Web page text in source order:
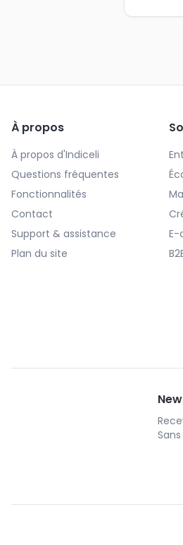
À propos
À propos d'Indiceli
Questions fréquentes
Fonctionnalités
Contact
Support & assistance
Plan du site